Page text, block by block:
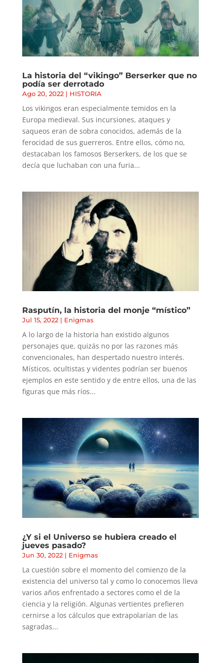
La historia del “vikingo” Berserker que no
podía ser derrotado
Ago 20, 2022| HISTORIA
Los vikingos eran especialmente temidos en la
Europa medieval. Sus incursiones, ataques y
saqueos eran de sobra conocidos, además de la
ferocidad de sus guerreros. Entre ellos, cómo no,
destacaban los famosos Berserkers, de los que se
decía que luchaban con una furia...
Rasputín, la historia del monje “místico”
Jul 15, 2022| Enigmas
A lo largo de la historia han existido algunos
personajes que, quizás no por las razones más
convencionales, han despertado nuestro interés.
Místicos, ocultistas y videntes podrían ser buenos
ejemplos en este sentido y de entre ellos, una de las
figuras que más ríos...
¿Y si el Universo se hubiera creado el
jueves pasado?
Jun 30, 2022| Enigmas
La cuestión sobre el momento del comienzo de la
existencia del universo tal y como lo conocemos lleva
varios años enfrentado a sectores como el de la
ciencia y la religión. Algunas vertientes prefieren
cernirse a los cálculos que extrapolarían de las
sagradas...